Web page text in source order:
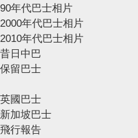
90年代巴士相片
2000年代巴士相片
2010年代巴士相片
昔日中巴
保留巴士
英國巴士
新加坡巴士
飛行報告